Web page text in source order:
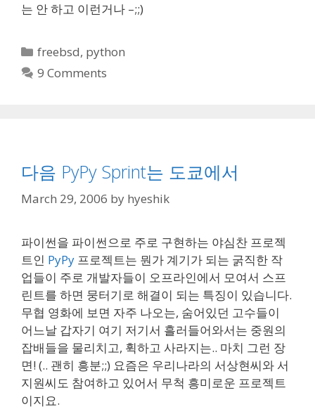
는 안 하고 이런거나 –;;)
Categories
freebsd, python
9 Comments
다음 PyPy Sprint는 도쿄에서
March 29, 2006 by hyeshik
파이썬을 파이썬으로 주로 구현하는 야심찬 프로젝
트인 PyPy 프로젝트는 뭔가 계기가 되는 굵직한 작
업들이 주로 개발자들이 오프라인에서 모여서 스프
린트를 하면 뭉터기로 해결이 되는 특징이 있습니다.
무협 영화에 보면 자주 나오는, 숨어있던 고수들이
어느날 갑자기 여기 저기서 흘러들어와서는 중원의
잡배들을 물리치고, 휙하고 사라지는.. 마치 그런 장
면! (.. 괜히 흥분;;) 요즘은 우리나라의 서상현씨와 서
지원씨도 참여하고 있어서 무척 흥미로운 프로젝트
이지요.